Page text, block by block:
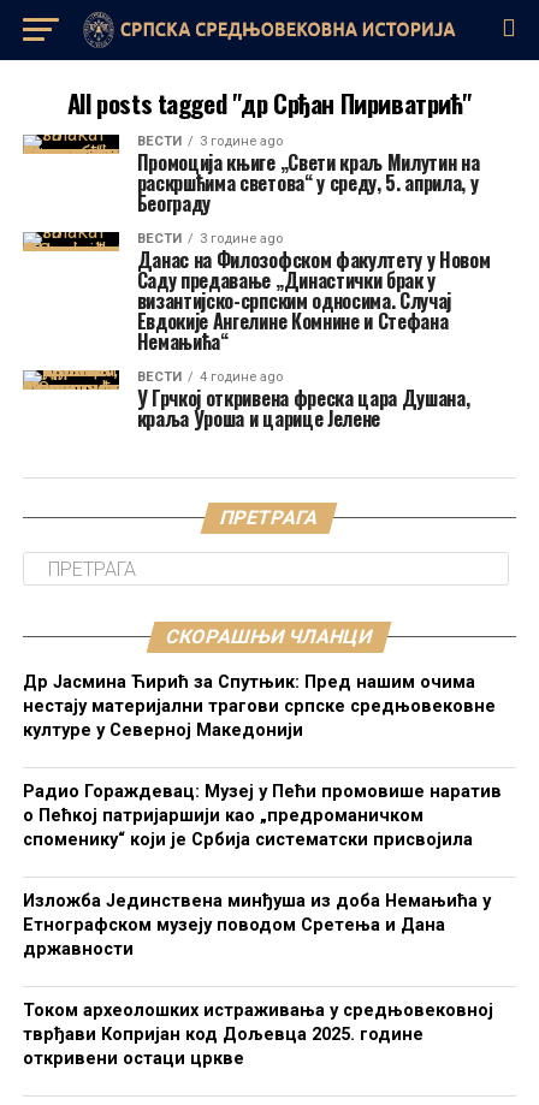
All posts tagged "др Срђан Пириватрић"
ВЕСТИ 3 године ago
Промоција књиге „Свети краљ Милутин на
раскршћима светова“ у среду, 5. априла, у
Београду
ВЕСТИ 3 године ago
Данас на Филозофском факултету у Новом
Саду предавање „Династички брак у
византијско-српским односима. Случај
Евдокије Ангелине Комнине и Стефана
Немањића“
ВЕСТИ 4 године ago
У Грчкој откривена фреска цара Душана,
краља Уроша и царице Јелене
ПРЕТРАГА
СКОРАШЊИ ЧЛАНЦИ
Др Јасмина Ћирић за Спутњик: Пред нашим очима
нестају материјални трагови српске средњовековне
културе у Северној Македонији
Радио Гораждевац: Музеј у Пећи промовише наратив
о Пећкој патријаршији као „предроманичком
споменику“ који је Србија систематски присвојила
Изложба Јединствена минђуша из доба Немањића у
Етнографском музеју поводом Сретења и Дана
државности
Током археолошких истраживања у средњовековној
тврђави Копријан код Дољевца 2025. године
откривени остаци цркве